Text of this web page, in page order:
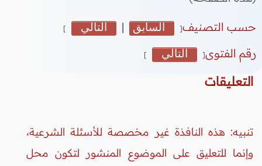
حسب التصنيف[ السابق | التالي ]
رقم الفتوى[ التالي ]
التعليقات
تنبيه: هذه النافذة غير مخصصة للأسئلة الشرعية،
وإنما للتعليق على الموضوع المنشور لتكون محل